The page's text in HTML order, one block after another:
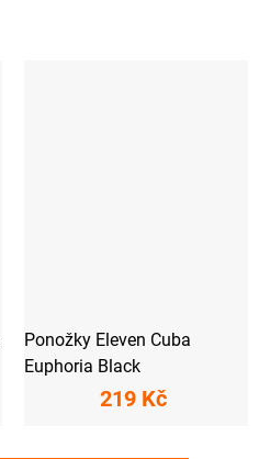
Ponožky Eleven Cuba
Euphoria Black
219 Kč